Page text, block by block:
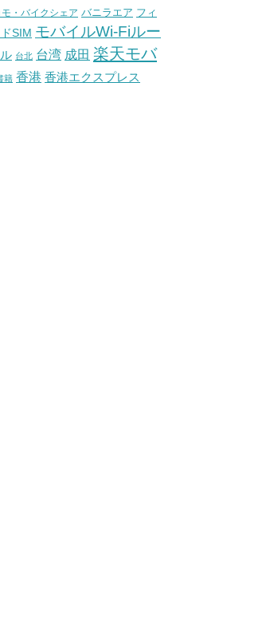
モ・バイクシェア バニラエア フィ
SIM モバイルWi-Fiルー
台北 台湾 成田 楽天モバ
籍 香港 香港エクスプレス